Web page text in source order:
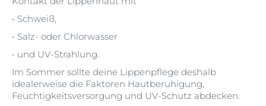
Schweiß,
Salz- oder Chlorwasser
und UV-Strahlung.
Im Sommer sollte deine Lippenpflege deshalb
idealerweise die Faktoren Hautberuhigung,
Feuchtigkeitsversorgung und UV-Schutz abdecken.